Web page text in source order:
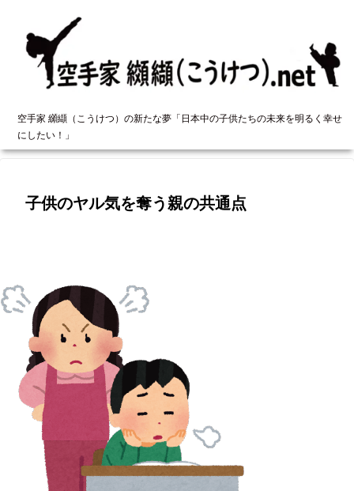
空手家 纐纈（こうけつ）の新たな夢「日本中の子供たちの未来を明るく幸せ
にしたい！」
子供のヤル気を奪う親の共通点